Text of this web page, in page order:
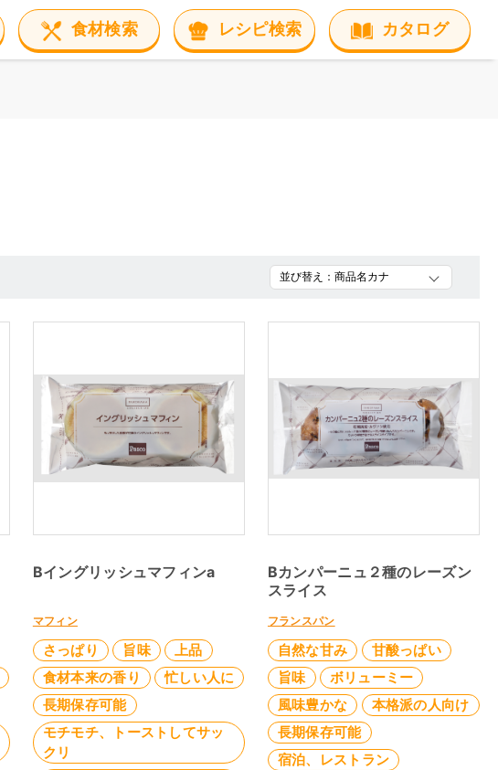
食材検索 レシピ検索 カタログ
Bイングリッシュマフィンa
マフィン
さっぱり 旨味
上品
食材本来の香り
忙しい人に
長期保存可能
モチモチ、トーストしてサッ
クリ
Bカンパーニュ２種のレーズン
スライス
フランスパン
自然な甘み
甘酸っぱい
旨味
ボリューミー
風味豊かな
本格派の人向け
長期保存可能
宿泊、レストラン